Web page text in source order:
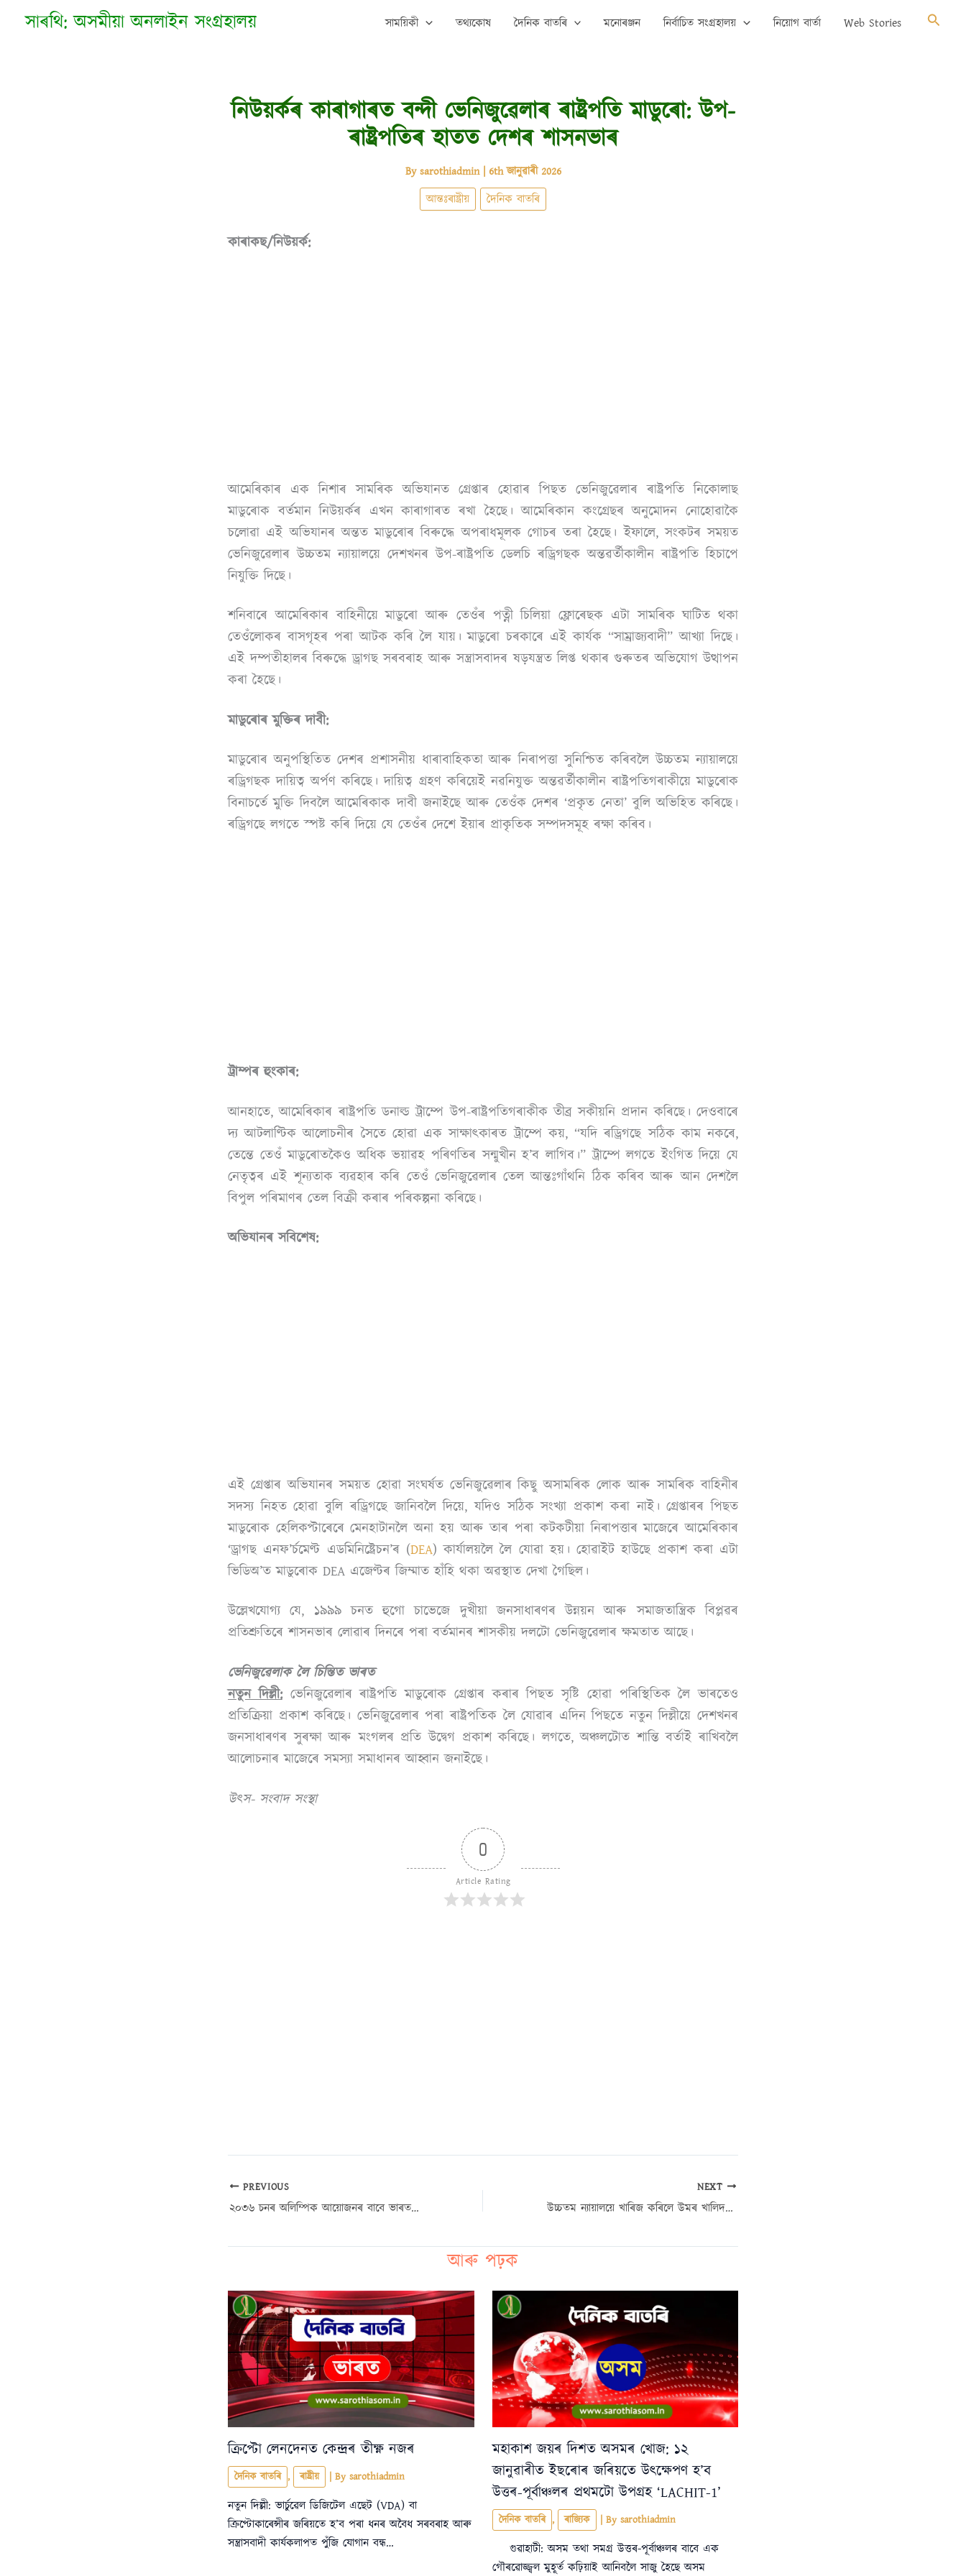
সাৰথি: অসমীয়া অনলাইন সংগ্ৰহালয় সাময়িকী তথ্যকোষ দৈনিক বাতৰি মনোৰঞ্জন নিৰ্বাচিত সংগ্ৰহালয় নিয়োগ বাৰ্তা Web Stories Search
নিউয়ৰ্কৰ কাৰাগাৰত বন্দী ভেনিজুৱেলাৰ ৰাষ্ট্ৰপতি মাডুৰো: উপ-
ৰাষ্ট্ৰপতিৰ হাতত দেশৰ শাসনভাৰ
Bysarothiadmin 6th জানুৱাৰী 2026
আন্তঃৰাষ্ট্ৰীয় দৈনিক বাতৰি
কাৰাকছ/নিউয়ৰ্ক:
আমেৰিকাৰ এক নিশাৰ সামৰিক অভিযানত গ্ৰেপ্তাৰ হোৱাৰ পিছত ভেনিজুৱেলাৰ ৰাষ্ট্ৰপতি নিকোলাছ
মাডুৰোক বৰ্তমান নিউয়ৰ্কৰ এখন কাৰাগাৰত ৰখা হৈছে। আমেৰিকান কংগ্ৰেছৰ অনুমোদন নোহোৱাকৈ
চলোৱা এই অভিযানৰ অন্তত মাডুৰোৰ বিৰুদ্ধে অপৰাধমূলক গোচৰ তৰা হৈছে। ইফালে, সংকটৰ সময়ত
ভেনিজুৱেলাৰ উচ্চতম ন্যায়ালয়ে দেশখনৰ উপ-ৰাষ্ট্ৰপতি ডেলচি ৰড্ৰিগছক অন্তৱৰ্তীকালীন ৰাষ্ট্ৰপতি হিচাপে
নিযুক্তি দিছে।
শনিবাৰে আমেৰিকাৰ বাহিনীয়ে মাডুৰো আৰু তেওঁৰ পত্নী চিলিয়া ফ্লোৰেছক এটা সামৰিক ঘাটিত থকা
তেওঁলোকৰ বাসগৃহৰ পৰা আটক কৰি লৈ যায়। মাডুৰো চৰকাৰে এই কাৰ্যক “সাম্ৰাজ্যবাদী” আখ্যা দিছে।
এই দম্পতীহালৰ বিৰুদ্ধে ড্ৰাগছ সৰবৰাহ আৰু সন্ত্ৰাসবাদৰ ষড়যন্ত্ৰত লিপ্ত থকাৰ গুৰুতৰ অভিযোগ উত্থাপন
কৰা হৈছে।
মাডুৰোৰ মুক্তিৰ দাবী:
মাডুৰোৰ অনুপস্থিতিত দেশৰ প্ৰশাসনীয় ধাৰাবাহিকতা আৰু নিৰাপত্তা সুনিশ্চিত কৰিবলৈ উচ্চতম ন্যায়ালয়ে
ৰড্ৰিগছক দায়িত্ব অৰ্পণ কৰিছে। দায়িত্ব গ্ৰহণ কৰিয়েই নৱনিযুক্ত অন্তৱৰ্তীকালীন ৰাষ্ট্ৰপতিগৰাকীয়ে মাডুৰোক
বিনাচৰ্তে মুক্তি দিবলৈ আমেৰিকাক দাবী জনাইছে আৰু তেওঁক দেশৰ ‘প্ৰকৃত নেতা’ বুলি অভিহিত কৰিছে।
ৰড্ৰিগছে লগতে স্পষ্ট কৰি দিয়ে যে তেওঁৰ দেশে ইয়াৰ প্ৰাকৃতিক সম্পদসমূহ ৰক্ষা কৰিব।
ট্ৰাম্পৰ হুংকাৰ:
আনহাতে, আমেৰিকাৰ ৰাষ্ট্ৰপতি ডনাল্ড ট্ৰাম্পে উপ-ৰাষ্ট্ৰপতিগৰাকীক তীব্ৰ সকীয়নি প্ৰদান কৰিছে। দেওবাৰে
দ্য আটলাণ্টিক আলোচনীৰ সৈতে হোৱা এক সাক্ষাৎকাৰত ট্ৰাম্পে কয়, “যদি ৰড্ৰিগছে সঠিক কাম নকৰে,
তেন্তে তেওঁ মাডুৰোতকৈও অধিক ভয়াৱহ পৰিণতিৰ সন্মুখীন হ’ব লাগিব।” ট্ৰাম্পে লগতে ইংগিত দিয়ে যে
নেতৃত্বৰ এই শূন্যতাক ব্যৱহাৰ কৰি তেওঁ ভেনিজুৱেলাৰ তেল আন্তঃগাঁথনি ঠিক কৰিব আৰু আন দেশলৈ
বিপুল পৰিমাণৰ তেল বিক্ৰী কৰাৰ পৰিকল্পনা কৰিছে।
অভিযানৰ সবিশেষ:
এই গ্ৰেপ্তাৰ অভিযানৰ সময়ত হোৱা সংঘৰ্ষত ভেনিজুৱেলাৰ কিছু অসামৰিক লোক আৰু সামৰিক বাহিনীৰ
সদস্য নিহত হোৱা বুলি ৰড্ৰিগছে জানিবলৈ দিয়ে, যদিও সঠিক সংখ্যা প্ৰকাশ কৰা নাই। গ্ৰেপ্তাৰৰ পিছত
মাডুৰোক হেলিকপ্টাৰেৰে মেনহাটানলৈ অনা হয় আৰু তাৰ পৰা কটকটীয়া নিৰাপত্তাৰ মাজেৰে আমেৰিকাৰ
‘ড্ৰাগছ এনফ’ৰ্চমেণ্ট এডমিনিষ্ট্ৰেচন’ৰ (DEA) কাৰ্যালয়লৈ লৈ যোৱা হয়। হোৱাইট হাউছে প্ৰকাশ কৰা এটা
ভিডিঅ’ত মাডুৰোক DEA এজেণ্টৰ জিম্মাত হাঁহি থকা অৱস্থাত দেখা গৈছিল।
উল্লেখযোগ্য যে, ১৯৯৯ চনত হুগো চাভেজে দুখীয়া জনসাধাৰণৰ উন্নয়ন আৰু সমাজতান্ত্ৰিক বিপ্লৱৰ
প্ৰতিশ্ৰুতিৰে শাসনভাৰ লোৱাৰ দিনৰে পৰা বৰ্তমানৰ শাসকীয় দলটো ভেনিজুৱেলাৰ ক্ষমতাত আছে।
ভেনিজুৱেলাক লৈ চিন্তিত ভাৰত
নতুন দিল্লী:ভেনিজুৱেলাৰ ৰাষ্ট্ৰপতি মাডুৰোক গ্ৰেপ্তাৰ কৰাৰ পিছত সৃষ্টি হোৱা পৰিস্থিতিক লৈ ভাৰতেও
প্ৰতিক্ৰিয়া প্ৰকাশ কৰিছে। ভেনিজুৱেলাৰ পৰা ৰাষ্ট্ৰপতিক লৈ যোৱাৰ এদিন পিছতে নতুন দিল্লীয়ে দেশখনৰ
জনসাধাৰণৰ সুৰক্ষা আৰু মংগলৰ প্ৰতি উদ্বেগ প্ৰকাশ কৰিছে। লগতে, অঞ্চলটোত শান্তি বৰ্তাই ৰাখিবলৈ
আলোচনাৰ মাজেৰে সমস্যা সমাধানৰ আহ্বান জনাইছে।
উৎস- সংবাদ সংস্থা
0
Article Rating
PREVIOUS
২০৩৬ চনৰ অলিম্পিক আয়োজনৰ বাবে ভাৰত সম্পূৰ্ণ সাজু: প্ৰধানমন্ত্ৰী মোদী
NEXT
উচ্চতম ন্যায়ালয়ে খাৰিজ কৰিলে উমৰ খালিদ আৰু ছাৰ্জিল ইমামৰ জামিন আবেদন
আৰু পঢ়ক
ক্ৰিপ্টো লেনদেনত কেন্দ্ৰৰ তীক্ষ্ণ নজৰ
দৈনিক বাতৰি , ৰাষ্ট্ৰীয় | By sarothiadmin
নতুন দিল্লী: ভাৰ্চুৱেল ডিজিটেল এছেট (VDA) বা
ক্ৰিপ্টোকাৰেন্সীৰ জৰিয়তে হ’ব পৰা ধনৰ অবৈধ সৰবৰাহ আৰু
সন্ত্ৰাসবাদী কাৰ্যকলাপত পুঁজি যোগান বন্ধ…
মহাকাশ জয়ৰ দিশত অসমৰ খোজ: ১২
জানুৱাৰীত ইছৰোৰ জৰিয়তে উৎক্ষেপণ হ’ব
উত্তৰ-পূৰ্বাঞ্চলৰ প্ৰথমটো উপগ্ৰহ ‘LACHIT-1’
দৈনিক বাতৰি , ৰাজ্যিক | By sarothiadmin
গুৱাহাটী: অসম তথা সমগ্ৰ উত্তৰ-পূৰ্বাঞ্চলৰ বাবে এক
গৌৰৱোজ্জ্বল মুহূৰ্ত কঢ়িয়াই আনিবলৈ সাজু হৈছে অসম